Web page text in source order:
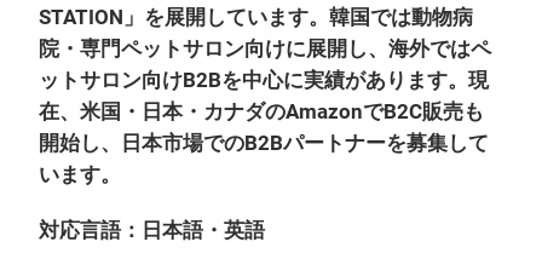
STATION」を展開しています。韓国では動物病
院・専門ペットサロン向けに展開し、海外ではペ
ットサロン向けB2Bを中心に実績があります。現
在、米国・日本・カナダのAmazonでB2C販売も
開始し、日本市場でのB2Bパートナーを募集して
います。
対応言語：日本語・英語